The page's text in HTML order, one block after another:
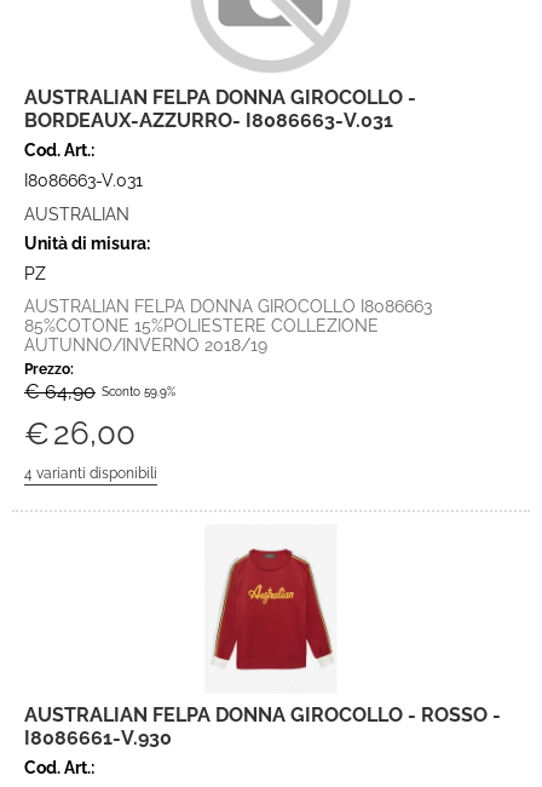
AUSTRALIAN FELPA DONNA GIROCOLLO -
BORDEAUX-AZZURRO- I8086663-V.031
Cod. Art.:
I8086663-V.031
AUSTRALIAN
Unità di misura:
PZ
AUSTRALIAN FELPA DONNA GIROCOLLO I8086663
85%COTONE 15%POLIESTERE COLLEZIONE
AUTUNNO/INVERNO 2018/19
Prezzo:
€ 64,90 Sconto 59.9%
€26,00
AUSTRALIAN FELPA DONNA GIROCOLLO - ROSSO -
I8086661-V.930
Cod. Art.: